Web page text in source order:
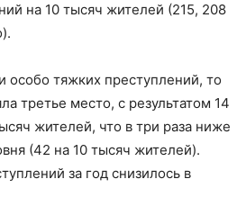
на 10 тысяч жителей (215, 208
особо тяжких преступлений, то
третье место, с результатом 14
жителей, что в три раза ниже
(42 на 10 тысяч жителей).
за год снизилось в